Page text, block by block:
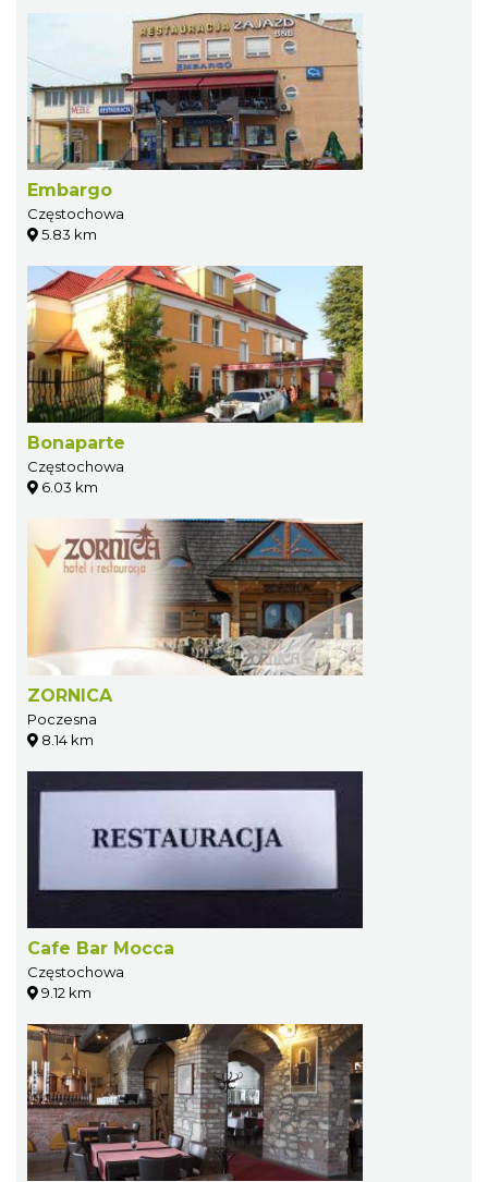
Embargo
Częstochowa
5.83 km
Bonaparte
Częstochowa
6.03 km
ZORNICA
Poczesna
8.14 km
Cafe Bar Mocca
Częstochowa
9.12 km